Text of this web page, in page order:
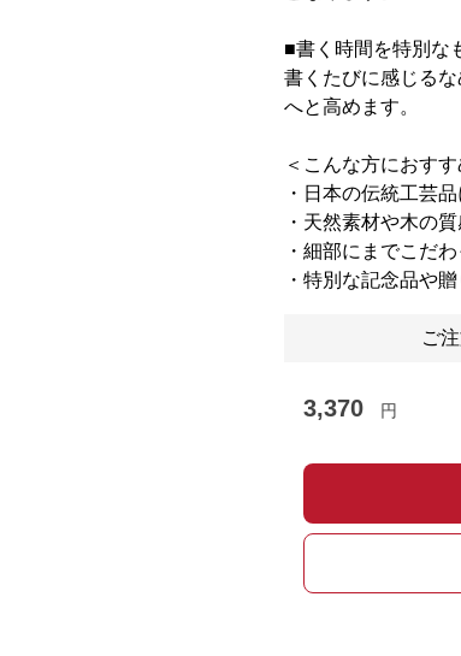
■書く時間を特別な
書くたびに感じる
へと高めます。
＜こんな方におすす
・日本の伝統工芸
・天然素材や木の質
・細部にまでこだ
・特別な記念品や
ご
3,370 円